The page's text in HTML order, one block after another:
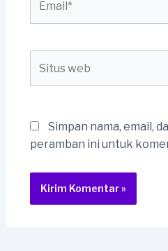
web
Simpan nama, email,
peramban ini untuk